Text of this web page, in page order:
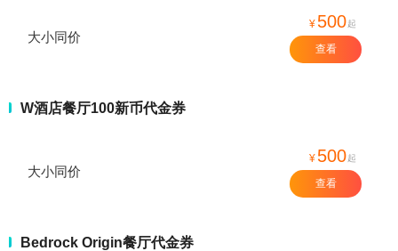
大小同价
¥ 500起
查看
W酒店餐厅100新币代金券
大小同价
¥ 500起
查看
Bedrock Origin餐厅代金券